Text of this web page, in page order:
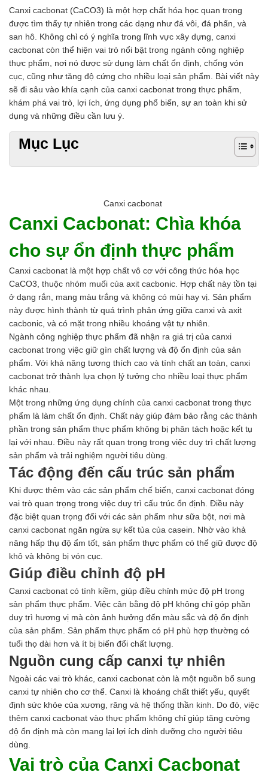
Chất phụ gia tạo cấu trúc
Chất phụ gia bảo quản
Chất phụ gia nem giò chả
Chất phụ gia bún mì phở
Chất phụ gia bánh kẹo kem
Chất phụ gia nước giải khát
Chất phụ gia xúc xích
Chất phụ gia nước mắm
Chất phụ gia rau củ quả
Chất phụ gia thạch rau câu
Chất phụ gia đậu hũ
HÓA CHẤT TẨY RỬA
Tẩy rửa công nghiệp
Tẩy rửa khác
Hóa chất xử lý nước
Men vi sinh EM gốc
Bổ sung khoáng chất
Bổ gan và giải độc gan
Phòng và trị bệnh
Bổ sung dinh dưỡng tăng trọng
Hấp thụ khí độc Yucca
HÓA CHẤT XỬ LÝ NƯỚC
Xử lý nước hồ bơi
Xử lý nước sinh hoạt
Xử lý nước thải
Xử lý nước giếng khoan
Xử lý nước khác
DUNG MÔI CÔNG NGHIỆP
Pha sơn nước
Pha sơn epoxy
Pha sơn dầu
Pha sơn tĩnh điện
Dung môi khác
HƯƠNG LIỆU TINH DẦU
HÓA CHẤT CÔNG NGHIỆP
Hóa chất khác
Muối
Kim loại màu
Oxit kim loại
HÓA CHẤT THÍ NGHIỆM
Hóa chất thí nghiệm
Thiết bị phòng thí nghiệm
HÓA CHẤT NÔNG NGHIỆP
Nguyên liệu phân bón
Chế phẩm sinh học
Nguyên liệu chăn nuôi
HÓA CHẤT XÂY DỰNG
Chống thấm sika
Silicone Dow Corning
Silicone KCC
Silicone Apollo
Canxi cacbonat (CaCO3) là một hợp chất hóa học quan trọng
được tìm thấy tự nhiên trong các dạng như đá vôi, đá phấn, và
san hô. Không chỉ có ý nghĩa trong lĩnh vực xây dựng, canxi
cacbonat còn thể hiện vai trò nổi bật trong ngành công nghiệp
thực phẩm, nơi nó được sử dụng làm chất ổn định, chống vón
cục, cũng như tăng độ cứng cho nhiều loại sản phẩm. Bài viết này
sẽ đi sâu vào khía cạnh của canxi cacbonat trong thực phẩm,
khám phá vai trò, lợi ích, ứng dụng phổ biến, sự an toàn khi sử
dụng và những điều cần lưu ý.
Mục Lục
Canxi cacbonat
Canxi Cacbonat: Chìa khóa
cho sự ổn định thực phẩm
Canxi cacbonat là một hợp chất vô cơ với công thức hóa học
CaCO3, thuộc nhóm muối của axit cacbonic. Hợp chất này tồn tại
ở dạng rắn, mang màu trắng và không có mùi hay vị. Sản phẩm
này được hình thành từ quá trình phản ứng giữa canxi và axit
cacbonic, và có mặt trong nhiều khoáng vật tự nhiên.
Ngành công nghiệp thực phẩm đã nhận ra giá trị của canxi
cacbonat trong việc giữ gìn chất lượng và độ ổn định của sản
phẩm. Với khả năng tương thích cao và tính chất an toàn, canxi
cacbonat trở thành lựa chọn lý tưởng cho nhiều loại thực phẩm
khác nhau.
Một trong những ứng dụng chính của canxi cacbonat trong thực
phẩm là làm chất ổn định. Chất này giúp đảm bảo rằng các thành
phần trong sản phẩm thực phẩm không bị phân tách hoặc kết tụ
lại với nhau. Điều này rất quan trọng trong việc duy trì chất lượng
sản phẩm và trải nghiệm người tiêu dùng.
Tác động đến cấu trúc sản phẩm
Khi được thêm vào các sản phẩm chế biến, canxi cacbonat đóng
vai trò quan trọng trong việc duy trì cấu trúc ổn định. Điều này
đặc biệt quan trọng đối với các sản phẩm như sữa bột, nơi mà
canxi cacbonat ngăn ngừa sự kết tủa của casein. Nhờ vào khả
năng hấp thụ độ ẩm tốt, sản phẩm thực phẩm có thể giữ được độ
khô và không bị vón cục.
Giúp điều chỉnh độ pH
Canxi cacbonat có tính kiềm, giúp điều chỉnh mức độ pH trong
sản phẩm thực phẩm. Việc cân bằng độ pH không chỉ góp phần
duy trì hương vị mà còn ảnh hưởng đến màu sắc và độ ổn định
của sản phẩm. Sản phẩm thực phẩm có pH phù hợp thường có
tuổi thọ dài hơn và ít bị biến đổi chất lượng.
Nguồn cung cấp canxi tự nhiên
Ngoài các vai trò khác, canxi cacbonat còn là một nguồn bổ sung
canxi tự nhiên cho cơ thể. Canxi là khoáng chất thiết yếu, quyết
định sức khỏe của xương, răng và hệ thống thần kinh. Do đó, việc
thêm canxi cacbonat vào thực phẩm không chỉ giúp tăng cường
độ ổn định mà còn mang lại lợi ích dinh dưỡng cho người tiêu
dùng.
Vai trò của Canxi Cacbonat